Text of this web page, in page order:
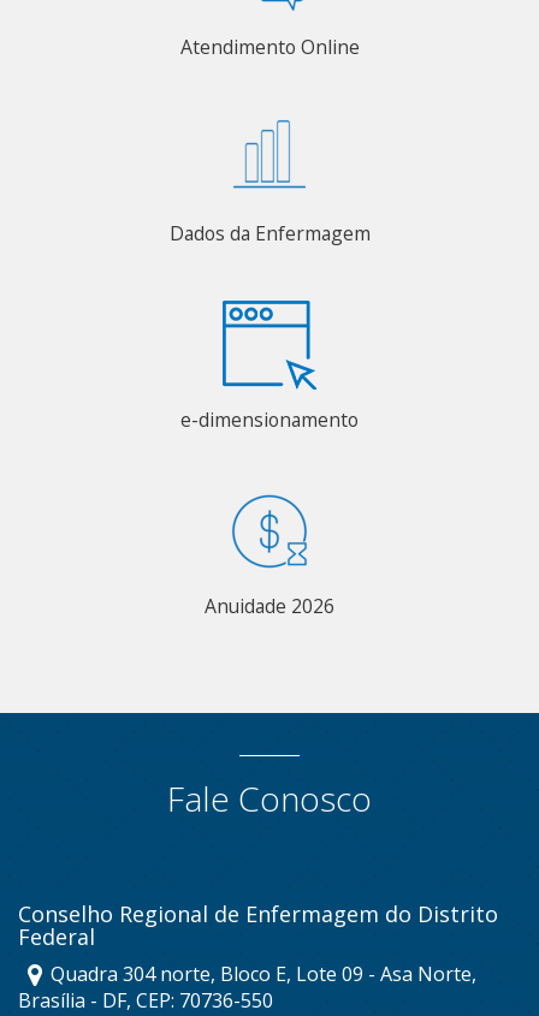
Atendimento Online
Dados da Enfermagem
e-dimensionamento
Anuidade 2026
Fale Conosco
Conselho Regional de Enfermagem do Distrito
Federal
Quadra 304 norte, Bloco E, Lote 09 - Asa Norte,
Brasília - DF, CEP: 70736-550